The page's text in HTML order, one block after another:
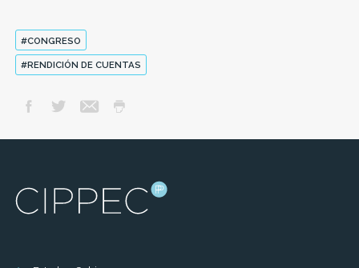
#CONGRESO
#RENDICIÓN DE CUENTAS